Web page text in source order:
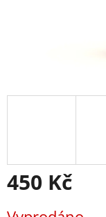
450 Kč